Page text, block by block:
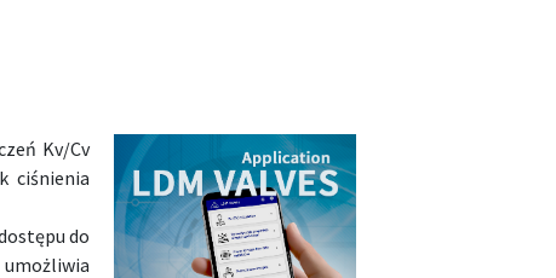
Kv/Cv
ciśnienia
do